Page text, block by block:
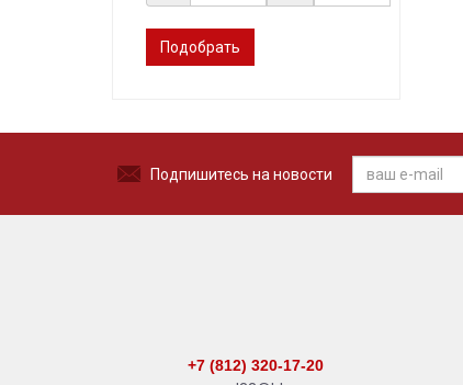
Подобрать
Подпишитесь на новости
+7 (812) 320-17-20